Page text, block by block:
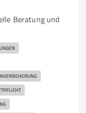
Beratung und